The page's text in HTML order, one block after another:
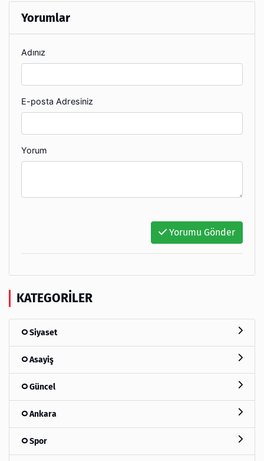
Yorumlar
Adınız
E-posta Adresiniz
Yorum
Yorumu Gönder
KATEGORILER
Siyaset
Asayiş
Güncel
Ankara
Spor